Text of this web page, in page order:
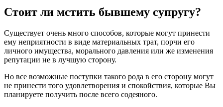
Стоит ли мстить бывшему супругу?
Существует очень много способов, которые могут принести
ему неприятности в виде материальных трат, порчи его
личного имущества, морального давления или же изменения
репутации не в лучшую сторону.
Но все возможные поступки такого рода в его сторону могут
не принести того удовлетворения и спокойствия, которые Вы
планируете получить после всего содеяного.